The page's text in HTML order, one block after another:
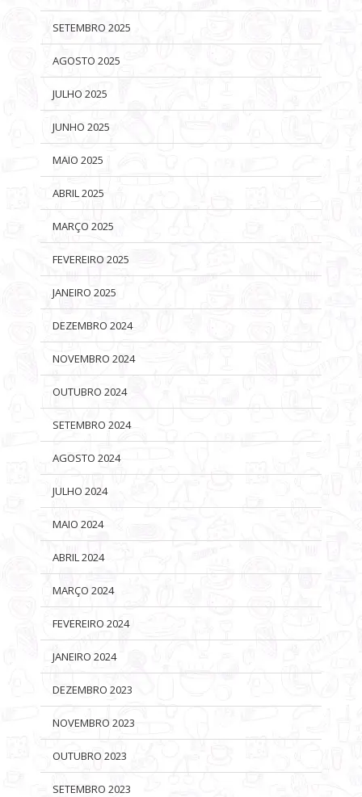
SETEMBRO 2025
AGOSTO 2025
JULHO 2025
JUNHO 2025
MAIO 2025
ABRIL 2025
MARÇO 2025
FEVEREIRO 2025
JANEIRO 2025
DEZEMBRO 2024
NOVEMBRO 2024
OUTUBRO 2024
SETEMBRO 2024
AGOSTO 2024
JULHO 2024
MAIO 2024
ABRIL 2024
MARÇO 2024
FEVEREIRO 2024
JANEIRO 2024
DEZEMBRO 2023
NOVEMBRO 2023
OUTUBRO 2023
SETEMBRO 2023